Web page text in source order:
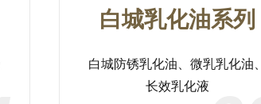
白城乳化油系列
白城防锈乳化油、微乳乳化油、
长效乳化液